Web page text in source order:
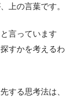
上の言葉です。
と言っています
すかを考えるわ
する思考法は、